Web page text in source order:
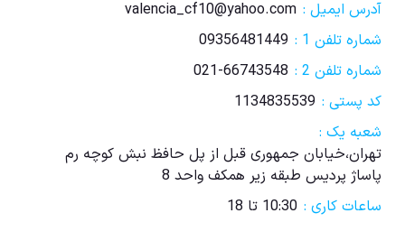
آدرس ایمیل : valencia_cf10@yahoo.com
شماره تلفن 1 :
09356481449
شماره تلفن 2 :
021-66743548
کد پستی : 1134835539
شعبه یک :
تهران،خیابان جمهوری قبل از پل حافظ نبش کوچه رم
پاساژ پردیس طبقه زیر همکف واحد 8
ساعات کاری : 10:30 تا 18